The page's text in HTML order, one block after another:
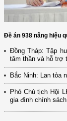
Đề án 938 nâng hiệu
Đồng Tháp: Tập
tâm thần và hỗ trợ
Bắc Ninh: Lan tỏa
Phó Chủ tịch Hội
gia đình chính
(12/TB-HĐKH) V/v
đổi mới ...
(898/KH/ĐCT) Kế
31/10/2025 ...
(417/QĐ-BNNMT)
xây dựng ...